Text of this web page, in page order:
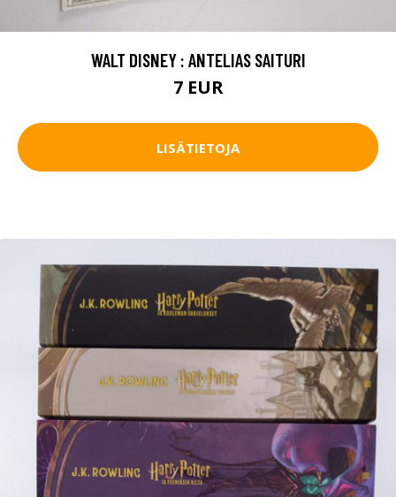
WALT DISNEY : ANTELIAS SAITURI
7 EUR
LISÄTIETOJA